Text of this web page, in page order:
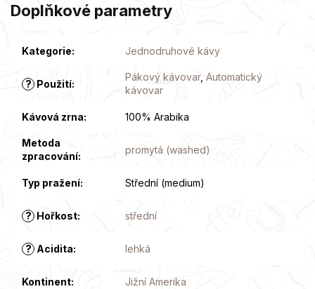
Doplňkové parametry
Kategorie: Jednodruhové kávy
? Použití:
Pákový kávovar, Automatický
kávovar
Kávová zrna: 100% Arabika
Metoda
zpracování:
promytá (washed)
Typ pražení: Střední (medium)
? Hořkost: střední
? Acidita: lehká
Kontinent: Jižní Amerika